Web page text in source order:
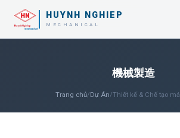
HUYNH NGHIEP
MECHANICAL
機械製造
Trang chủ/Dự Án/Thiết kế & Chế tạo